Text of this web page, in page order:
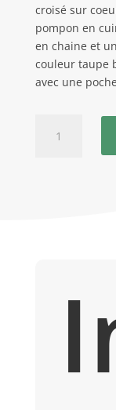
croisé sur
pompon en
en chaine et
couleur taupe
avec une